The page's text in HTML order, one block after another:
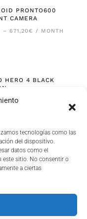
tecnologías como las
del dispositivo.
datos como el
este sitio. No consentir o
a ciertas
PRONTO600
CAMERA
– 671,20€ RANGO
/ MONTH
HERO 4 BLACK
– 671,20
79,90€
HASTA
671,20€
COOKIES
DE INTERÉS